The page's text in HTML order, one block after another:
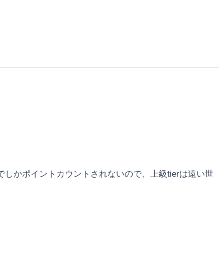
かポイントカウントされないので、上級tierは遠い世